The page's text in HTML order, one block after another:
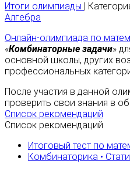
Итоги олимпиады
|
Алгебра
Онлайн-олимпиада по
«Комбинаторные задачи»
основной школы, других
профессиональных
После участия в данной
проверить свои знания в
Список рекомендаций
Список рекомендаций
Итоговый тест по
Комбинаторика •